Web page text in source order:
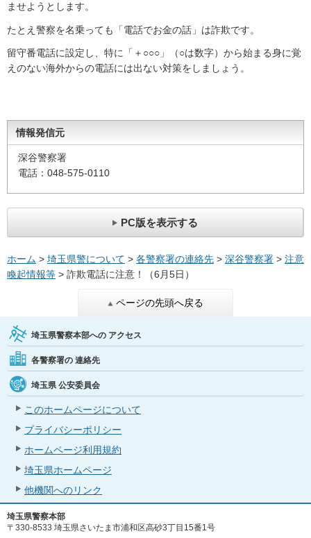
ませようとします。
たとえ警察を名乗っても「電話でお金の話」は詐欺です。
留守番電話に設定し、特に「＋○○○」（○は数字）から始まる身に覚
えのない海外からの電話には出ない対策をしましょう。
情報発信元
深谷警察署
電話：048-575-0110
PC版を表示する
ホーム > 埼玉県警について > 各警察署の連絡先 > 深谷警察署 > 注意
喚起情報等 > 詐欺電話に注意！（6月5日）
ページの先頭へ戻る
埼玉県警察本部への アクセス
各警察署の 連絡先
埼玉県 公安委員会
このホームページについて
プライバシーポリシー
ホームページ利用規約
埼玉県ホームページ
他機関へのリンク
埼玉県警察本部
〒330-8533 埼玉県さいたま市浦和区高砂3丁目15番1号